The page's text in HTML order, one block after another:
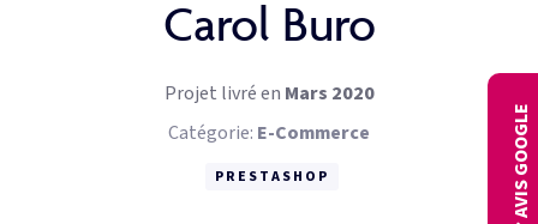
AVIS GOOGLE
Carol Buro
Projet livré en Mars 2020
Catégorie: E-Commerce
PRESTASHOP